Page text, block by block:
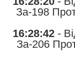
За-198
16:28:42 -
За-206